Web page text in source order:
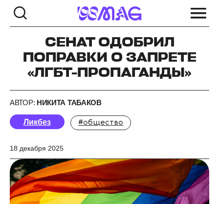
СЕНАТ ОДОБРИЛ
ПОПРАВКИ О ЗАПРЕТЕ
«ЛГБТ-ПРОПАГАНДЫ»
АВТОР: НИКИТА ТАБАКОВ
Ликбез #общество
18 декабря 2025